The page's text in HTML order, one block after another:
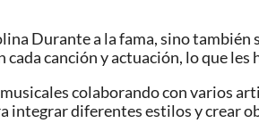
Durante a la fama, sino
canción y actuación, lo que
colaborando con varios
integrar diferentes estilos y crear